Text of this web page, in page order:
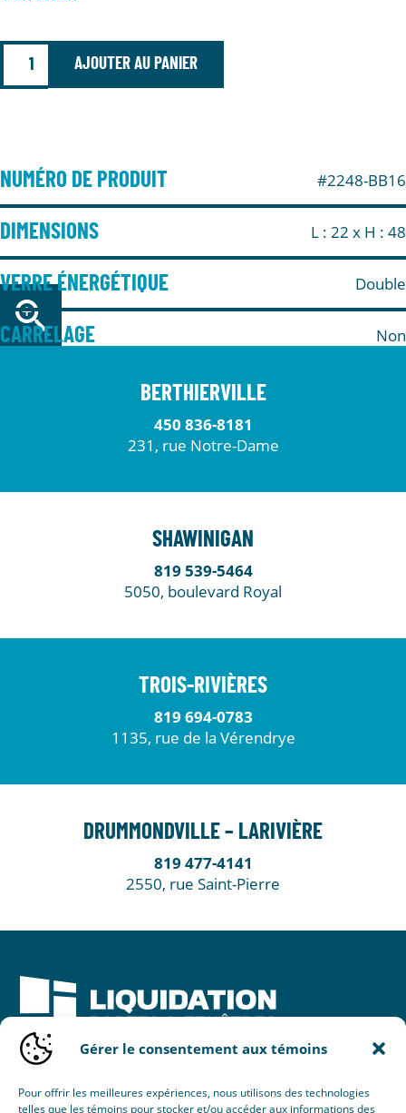
Gérer le consentement aux témoins
Pour offrir les meilleures expériences, nous utilisons des technologies
telles que les témoins pour stocker et/ou accéder aux informations des
AJOUTER AU PANIER
NUMÉRO DE PRODUIT #2248-BB16
DIMENSIONS L : 22 x H : 48
VERRE ÉNERGÉTIQUE Double
CARRELAGE Non
BERTHIERVILLE
450 836-8181
231, rue Notre-Dame
SHAWINIGAN
819 539-5464
5050, boulevard Royal
TROIS-RIVIÈRES
819 694-0783
1135, rue de la Vérendrye
DRUMMONDVILLE – LARIVIÈRE
819 477-4141
2550, rue Saint-Pierre
Une initiative de :